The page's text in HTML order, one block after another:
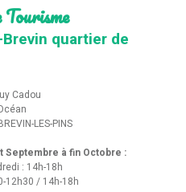
quartier de
Cadou
LES-PINS
Septembre à fin Octobre :
: 14h-18h
12h30 / 14h-18h